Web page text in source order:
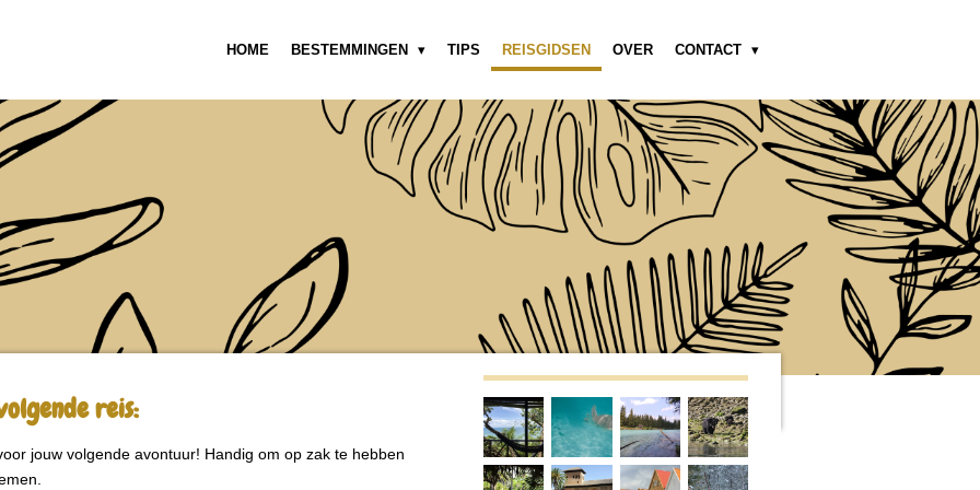
HOME BESTEMMINGEN TIPS REISGIDSEN OVER CONTACT
reis:
jouw volgende avontuur! Handig om op zak te hebben